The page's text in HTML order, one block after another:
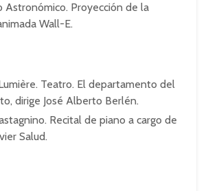
Astronómico. Proyección de la
Wall-E.
Teatro. El departamento del
dirige José Alberto Berlén.
Recital de piano a cargo de
Salud.